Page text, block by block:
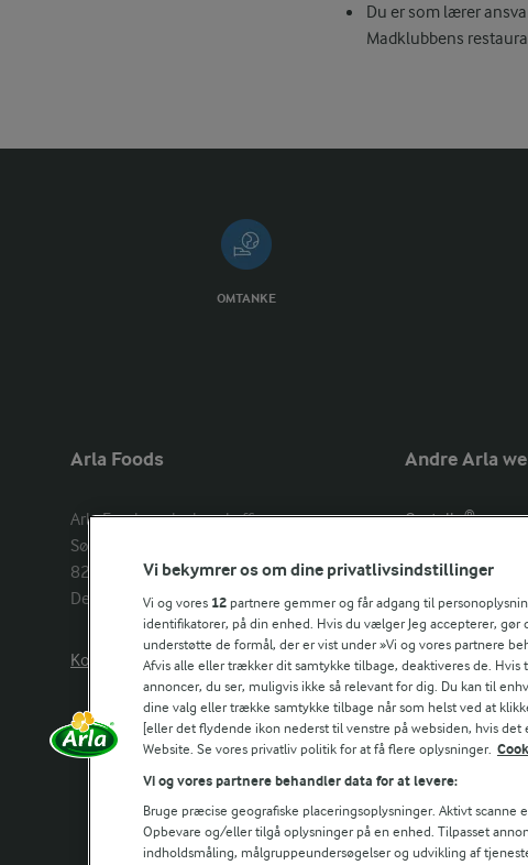
Du er som lærer
Madklubbens
OMTANKE
Arla Foods
Arla Foods amba head office
Sønderhøj 14,
8260 Viby J
Denmark
Kontakt os her
Andre Arla
Castello®
Arla Unika
Arla shop
Arla in other
Vi bekymrer os om dine privatlivsindstillinger
Vi og vores 12 partnere gemmer og får adgang til
identifikatorer, på din enhed. Hvis du vælger Jeg accepterer,
understøtte de formål, der er vist under »Vi og vores partnere
Afvis alle eller trækker dit samtykke tilbage, deaktiveres de.
annoncer, du ser, muligvis ikke så relevant for dig. Du kan til
dine valg eller trække samtykke tilbage når som helst ved at
[eller det flydende ikon nederst til venstre på websiden, hvis det
Website. Se vores privatliv politik for at få flere oplysninger.
Vi og vores partnere behandler data for at levere:
Bruge præcise geografiske placeringsoplysninger. Aktivt scanne
Opbevare og/eller tilgå oplysninger på en enhed. Tilpasset
indholdsmåling, målgruppeundersøgelser og udvikling af